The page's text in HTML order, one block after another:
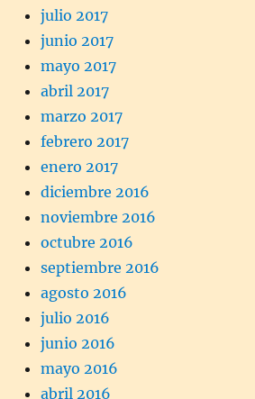
julio 2017
junio 2017
mayo 2017
abril 2017
marzo 2017
febrero 2017
enero 2017
diciembre 2016
noviembre 2016
octubre 2016
septiembre 2016
agosto 2016
julio 2016
junio 2016
mayo 2016
abril 2016